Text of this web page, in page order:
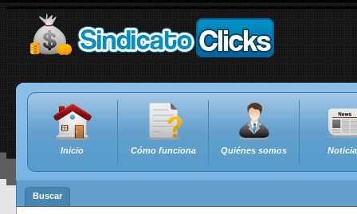
Inicio Cómo funciona Quiénes somos
Buscar